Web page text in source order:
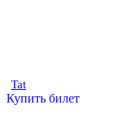
Tat
Купить билет